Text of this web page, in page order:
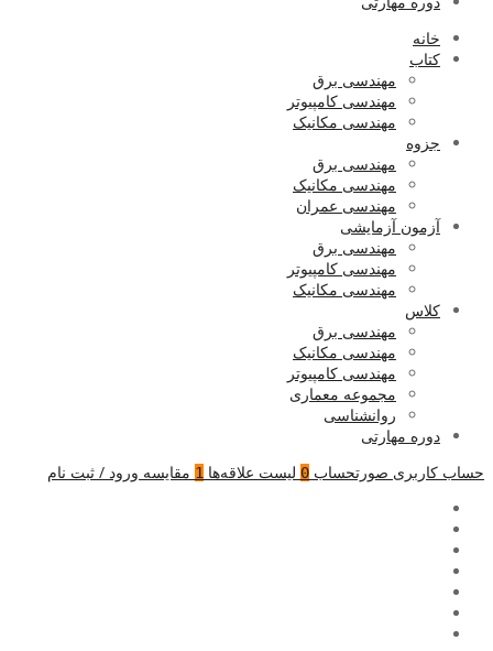
خانه
کتاب
مهندسی برق
مهندسی کامپیوتر
مهندسی مکانیک
جزوه
مهندسی برق
مهندسی مکانیک
مهندسی عمران
آزمون آزمایشی
مهندسی برق
مهندسی کامپیوتر
مهندسی مکانیک
کلاس
مهندسی برق
مهندسی مکانیک
مهندسی کامپیوتر
مجموعه معماری
روانشناسی
دوره مهارتی
حساب کاربری صورتحساب 0 لیست علاقه‌ها 1 مقایسه ورود / ثبت نام